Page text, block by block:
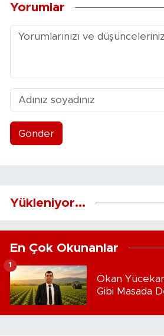
Yorumlar
Gönder
Yükleniyor...
En Çok Okunanlar
Okan
Gibi Masada
1